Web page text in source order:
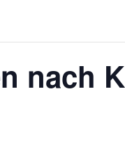
nach